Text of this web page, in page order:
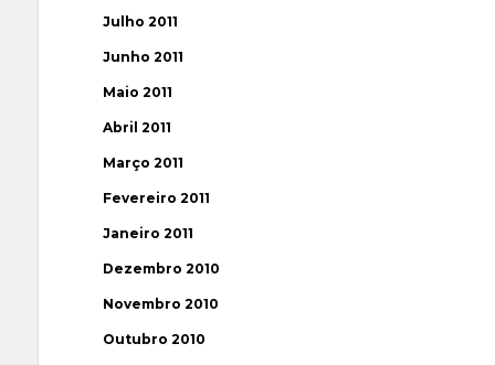
Julho 2011
Junho 2011
Maio 2011
Abril 2011
Março 2011
Fevereiro 2011
Janeiro 2011
Dezembro 2010
Novembro 2010
Outubro 2010